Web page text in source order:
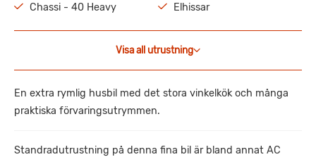
Chassi - 40 Heavy
Elhissar
Visa all utrustning
En extra rymlig husbil med det stora vinkelkök och många
praktiska förvaringsutrymmen.
Standradutrustning på denna fina bil är bland annat AC